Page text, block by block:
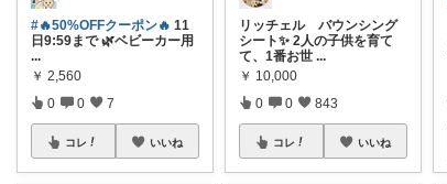
#🔥50%OFFクーポン🔥 11
日9:59まで 🌿ベビーカー用
...
￥ 2,560
0 0 7
コレ いいね
リッチェル バウンシング
シート✨ 2人の子供を育て
て、1番お世 ...
￥ 10,000
0 0 843
コレ いいね